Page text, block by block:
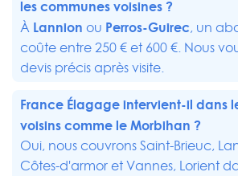
les communes voisines ?
À Lannion ou Perros-Guirec, un
coûte entre 250 € et 600 €. Nous
devis précis après visite.
France Élagage intervient-il dans
voisins comme le Morbihan ?
Oui, nous couvrons Saint-Brieuc,
Côtes-d'armor et Vannes, Lorient